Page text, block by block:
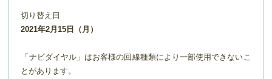
切り替え日
2021年2月15日（月）
「ナビダイヤル」はお客様の回線種類により一部使用できないこ
とがあります。